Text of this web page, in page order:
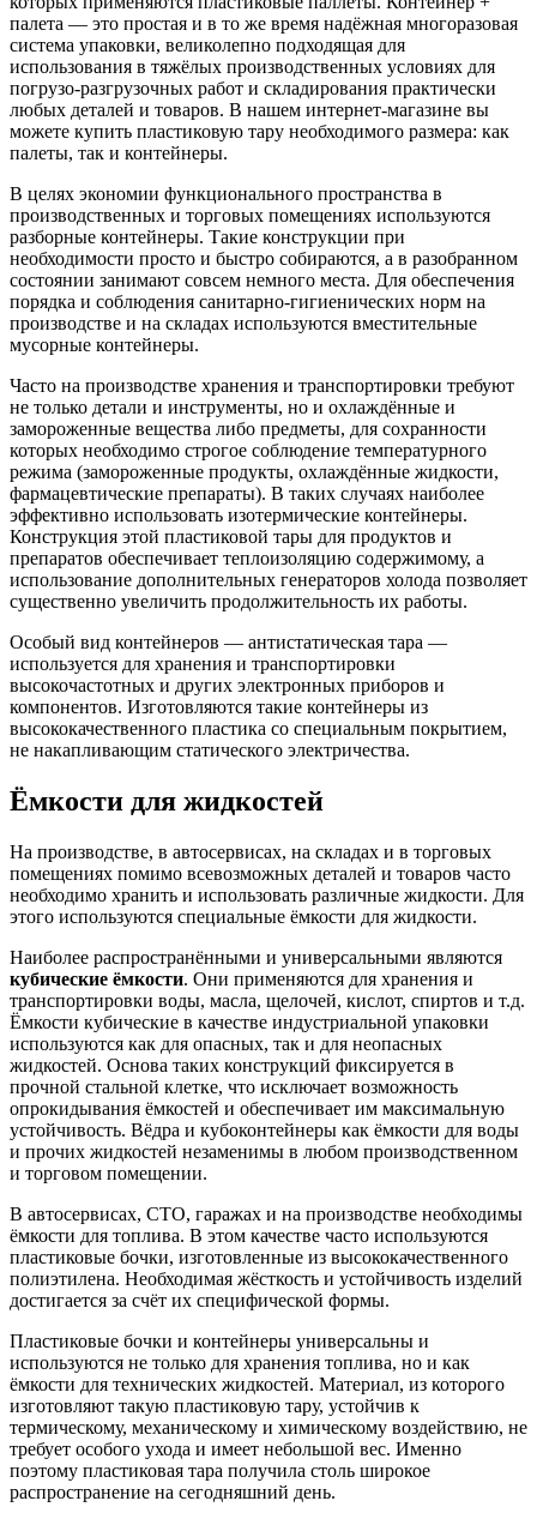
палета — это простая и в то же время надёжная многоразовая
система упаковки, великолепно подходящая для
использования в тяжёлых производственных условиях для
погрузо-разгрузочных работ и складирования практически
любых деталей и товаров. В нашем интернет-магазине вы
можете купить пластиковую тару необходимого размера: как
палеты, так и контейнеры.
В целях экономии функционального пространства в
производственных и торговых помещениях используются
разборные контейнеры. Такие конструкции при
необходимости просто и быстро собираются, а в разобранном
состоянии занимают совсем немного места. Для обеспечения
порядка и соблюдения санитарно-гигиенических норм на
производстве и на складах используются вместительные
мусорные контейнеры.
Часто на производстве хранения и транспортировки требуют
не только детали и инструменты, но и охлаждённые и
замороженные вещества либо предметы, для сохранности
которых необходимо строгое соблюдение температурного
режима (замороженные продукты, охлаждённые жидкости,
фармацевтические препараты). В таких случаях наиболее
эффективно использовать изотермические контейнеры.
Конструкция этой пластиковой тары для продуктов и
препаратов обеспечивает теплоизоляцию содержимому, а
использование дополнительных генераторов холода позволяет
существенно увеличить продолжительность их работы.
Особый вид контейнеров — антистатическая тара —
используется для хранения и транспортировки
высокочастотных и других электронных приборов и
компонентов. Изготовляются такие контейнеры из
высококачественного пластика со специальным покрытием,
не накапливающим статического электричества.
Ёмкости для жидкостей
На производстве, в автосервисах, на складах и в торговых
помещениях помимо всевозможных деталей и товаров часто
необходимо хранить и использовать различные жидкости. Для
этого используются специальные ёмкости для жидкости.
Наиболее распространёнными и универсальными являются
кубические ёмкости. Они применяются для хранения и
транспортировки воды, масла, щелочей, кислот, спиртов и т.д.
Ёмкости кубические в качестве индустриальной упаковки
используются как для опасных, так и для неопасных
жидкостей. Основа таких конструкций фиксируется в
прочной стальной клетке, что исключает возможность
опрокидывания ёмкостей и обеспечивает им максимальную
устойчивость. Вёдра и кубоконтейнеры как ёмкости для воды
и прочих жидкостей незаменимы в любом производственном
и торговом помещении.
В автосервисах, СТО, гаражах и на производстве необходимы
ёмкости для топлива. В этом качестве часто используются
пластиковые бочки, изготовленные из высококачественного
полиэтилена. Необходимая жёсткость и устойчивость изделий
достигается за счёт их специфической формы.
Пластиковые бочки и контейнеры универсальны и
используются не только для хранения топлива, но и как
ёмкости для технических жидкостей. Материал, из которого
изготовляют такую пластиковую тару, устойчив к
термическому, механическому и химическому воздействию, не
требует особого ухода и имеет небольшой вес. Именно
поэтому пластиковая тара получила столь широкое
распространение на сегодняшний день.